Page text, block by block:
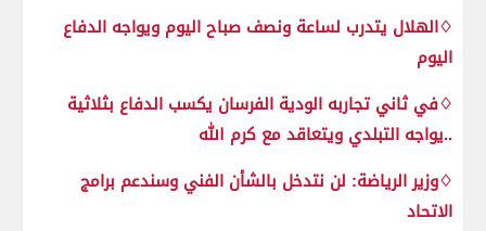
♢الهلال يتدرب لساعة ونصف صباح اليوم ويواجه الدفاع
اليوم
♢في ثاني تجاربه الودية الفرسان يكسب الدفاع بثلاثية
..يواجه التبلدي ويتعاقد مع كرم الله
♢وزير الرياضة: لن نتدخل بالشأن الفني وسندعم برامج
الاتحاد